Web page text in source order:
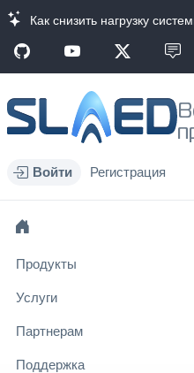
Как снизить нагрузку
Войти Регистрация
Продукты
Услуги
Партнерам
Поддержка